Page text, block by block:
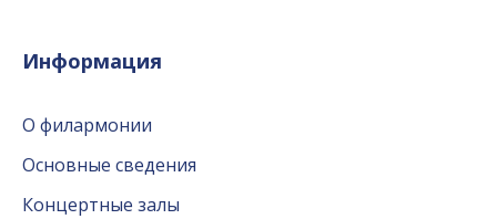
Информация
О филармонии
Основные сведения
Концертные залы